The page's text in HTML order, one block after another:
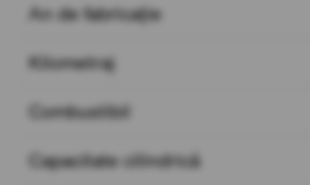
An de fabricație
Kilometraj
Combustibil
Capacitate cilindrică